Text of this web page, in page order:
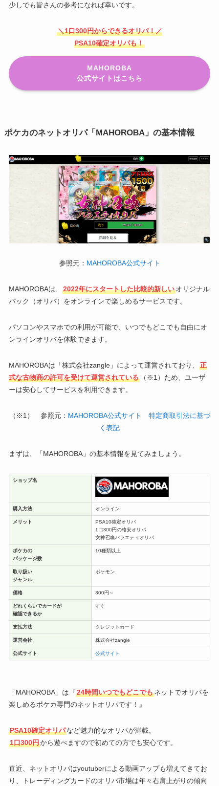
少しでも皆さんの参考になれば幸いです。
＼1口300円からできるオリパ！／
PSA10確定オリパも！
MAHOROBA
公式サイトはこちら
ポケカのネットオリパ「MAHOROBA」の基本情報
参照元： MAHOROBA公式サイト
MAHOROBAは、 2022年にスタートした比較的新しいオリジナル
パック（オリパ）をオンラインで楽しめるサービスです。
パソコンやスマホでの利用が可能で、いつでもどこでも自由にオ
ンラインオリパを体験できます。
MAHOROBAは「株式会社zangle」によって運営されており、
正
式な古物商の許可を受けて運営されている（※1）ため、ユーザ
ーは安心してサービスを利用できます。
（※1） 参照元： MAHOROBA公式サイト 特定商取引法に基づ
く表記
まずは、「MAHOROBA」の基本情報を見てみましょう。
ショップ名
購入方法 オンライン
メリット
PSA10確定オリパ
1口300円の格安オリパ
女神召喚バラエティオリパ
ポケカの
パッケージ数
10種類以上
取り扱い
ジャンル
ポケモン
価格 300円～
どれくらいでカードが
確認できるか
すぐ
支払方法 クレジットカード
運営会社 株式会社zangle
公式サイト 公式サイト
「MAHOROBA」は『24時間いつでもどこでもネットでオリパを
楽しめるポケカ専門のネットオリパです！』
PSA10確定オリパなど魅力的なオリパが満載。
1口300円から遊べますので初めての方でも安心です。
直近、ネットオリパはyoutuberによる動画アップも増えてきてお
り、トレーディングカードのオリパ市場は年々右肩上がりの傾向